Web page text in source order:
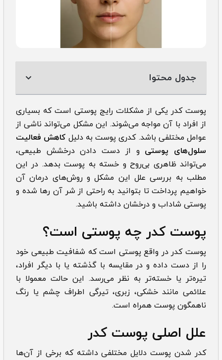
جدول محتوا
پوست کدر یکی از مشکلات رایج پوستی است که بسیاری
از افراد با آن مواجه می‌شوند. این مشکل می‌تواند ناشی از
عوامل مختلفی باشد. کدری پوست به دلیل کاهش فعالیت
سلول‌های پوستی و از دست دادن درخشش طبیعی،
می‌تواند ظاهری بی‌روح و خسته به پوست بدهد. در این
مطلب به بررسی علل این مشکل و روش‌های درمان آن
خواهیم پرداخت تا بتوانید به راحتی از شر آن رها شده و
پوستی شاداب و درخشان داشته باشید.
پوست کدر چه پوستی است؟
پوست کدر در واقع پوستی است که شفافیت طبیعی خود
را از دست داده و در مقایسه با گذشته یا با دیگر افراد،
تیره‌تر یا خسته‌تر به نظر می‌رسد. این حالت معمولا با
علائمی مانند خشکی، زبری، تیرگی اطراف چشم یا رنگ
ناهمگون پوست همراه است.
علل اصلی پوست کدر
کدر شدن پوست دلایل مختلفی داشته که برخی از آن‌ها